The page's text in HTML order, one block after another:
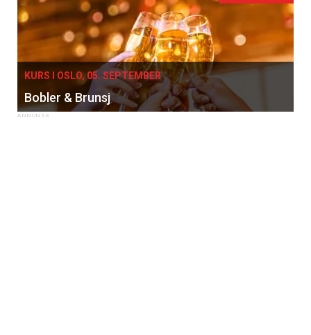
KURS I OSLO, 05. SEPTEMBER
Bobler & Brunsj